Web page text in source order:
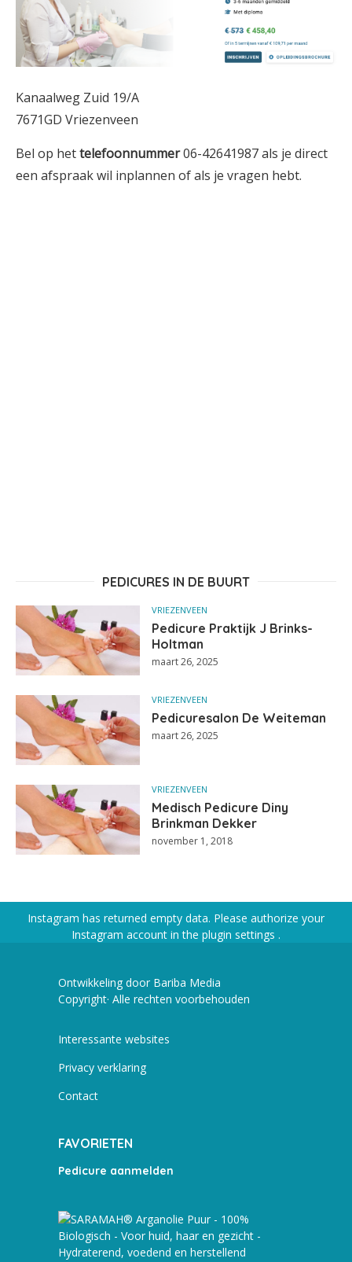
Kanaalweg Zuid 19/A
7671GD Vriezenveen
Bel op hettelefoonnummer06-42641987 als je direct
een afspraak wil inplannen of als je vragen hebt.
PEDICURES IN DE BUURT
VRIEZENVEEN
Pedicure Praktijk J Brinks-
Holtman
maart 26, 2025
VRIEZENVEEN
Pedicuresalon De Weiteman
maart 26, 2025
VRIEZENVEEN
Medisch Pedicure Diny
Brinkman Dekker
november 1, 2018
Instagram has returned empty data. Please authorize your
Instagram account in the plugin settings .
Ontwikkeling door Bariba Media
Copyright· Alle rechten voorbehouden
Interessante websites
Privacy verklaring
Contact
FAVORIETEN
Pedicure aanmelden